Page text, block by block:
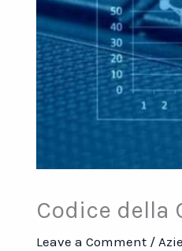
Codice della
Leave a Comment /